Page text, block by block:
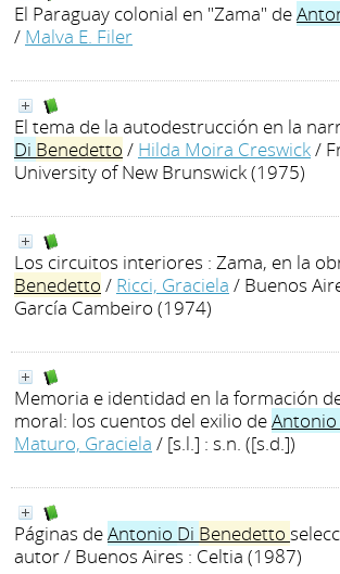
El Paraguay colonial en "Zama" de
/ Malva E. Filer
El tema de la autodestrucción en la
Di Benedetto / Hilda Moira Creswick/
University of New Brunswick (1975)
Los circuitos interiores : Zama, en la
Benedetto / Ricci, Graciela / Buenos
García Cambeiro (1974)
Memoria e identidad en la formación
moral: los cuentos del exilio deAntonio
Maturo, Graciela / [s.l.] : s.n. ([s.d.])
Páginas deAntonio Di Benedetto
autor/ Buenos Aires : Celtia (1987)